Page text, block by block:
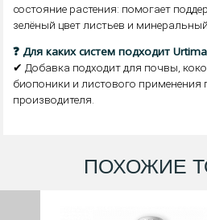
состояние растения: помогает
зелёный цвет листьев и
❓ Для каких систем подходит
✔ Добавка подходит для почвы,
биопоники и листового применения
производителя.
ПОХОЖИЕ